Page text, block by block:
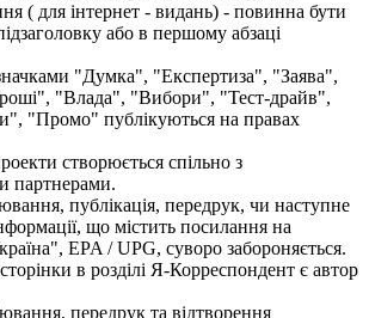
( для інтернет - видань) - повинна бути
або в першому абзаці
"Думка", "Експертиза", "Заява",
"Влада", "Вибори", "Тест-драйв",
"Промо" публікуються на правах
створюється спільно з
партнерами.
публікація, передрук, чи наступне
що містить посилання на
EPA / UPG, суворо забороняється.
в розділі Я-Корреспондент є автор
передрук та відтворення